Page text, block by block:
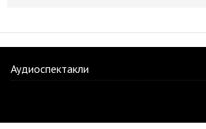
Аудиоспектакли